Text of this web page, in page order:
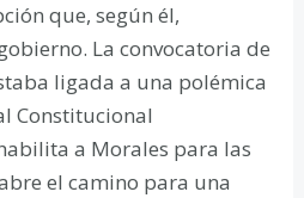
que, según él,
La convocatoria de
ligada a una polémica
Constitucional
a Morales para las
el camino para una